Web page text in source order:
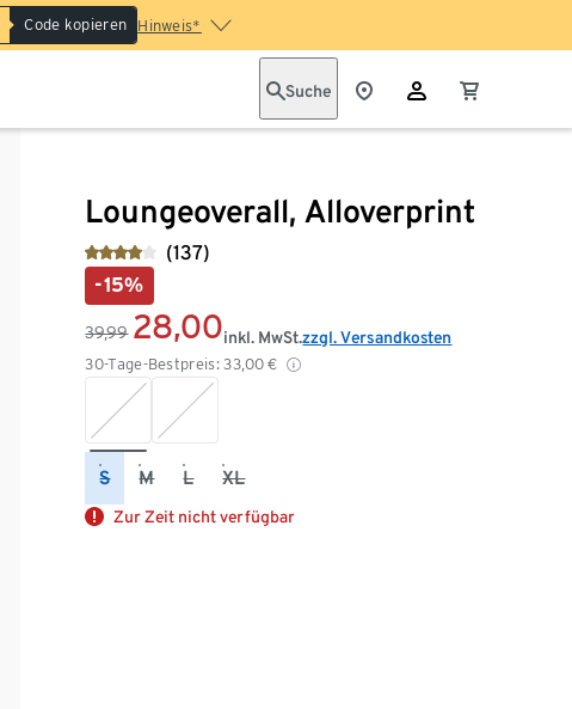
Code kopieren Hinweis*
Suche
Loungeoverall, Alloverprint
(137)
-15%
39,99 28,00
30-Tage-Bestpreis: 33,00 €
inkl. MwSt.zzgl. Versandkosten
S M L XL
Zur Zeit nicht verfügbar